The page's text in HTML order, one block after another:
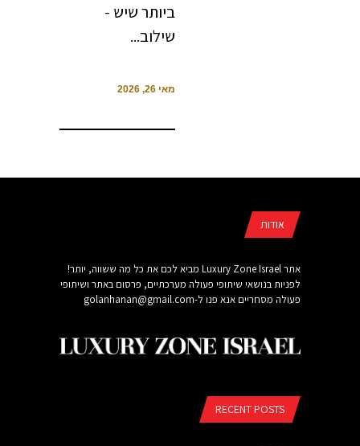
ביותר שיש -
שילוב...
מאי 26, 2026
אודות
אתר Luxury Zone Israel מביא לכם את כל מה ששווה, יותר!
לפניות בנושאי שיתופי פעולה מערכתיים, פרסום באתר ושיתופי
פעולה מסחריים אנא פנו ל-golanhanan@gmail.com
RECENT POSTS